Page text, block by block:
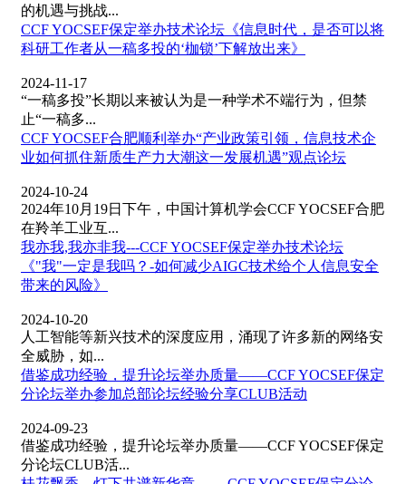
的机遇与挑战...
CCF YOCSEF保定举办技术论坛《信息时代，是否可以将
科研工作者从一稿多投的‘枷锁’下解放出来》
2024-11-17
“一稿多投”长期以来被认为是一种学术不端行为，但禁
止“一稿多...
CCF YOCSEF合肥顺利举办“产业政策引领，信息技术企
业如何抓住新质生产力大潮这一发展机遇”观点论坛
2024-10-24
2024年10月19日下午，中国计算机学会CCF YOCSEF合肥
在羚羊工业互...
我亦我,我亦非我---CCF YOCSEF保定举办技术论坛
《"我"一定是我吗？-如何减少AIGC技术给个人信息安全
带来的风险》
2024-10-20
人工智能等新兴技术的深度应用，涌现了许多新的网络安
全威胁，如...
借鉴成功经验，提升论坛举办质量——CCF YOCSEF保定
分论坛举办参加总部论坛经验分享CLUB活动
2024-09-23
借鉴成功经验，提升论坛举办质量——CCF YOCSEF保定
分论坛CLUB活...